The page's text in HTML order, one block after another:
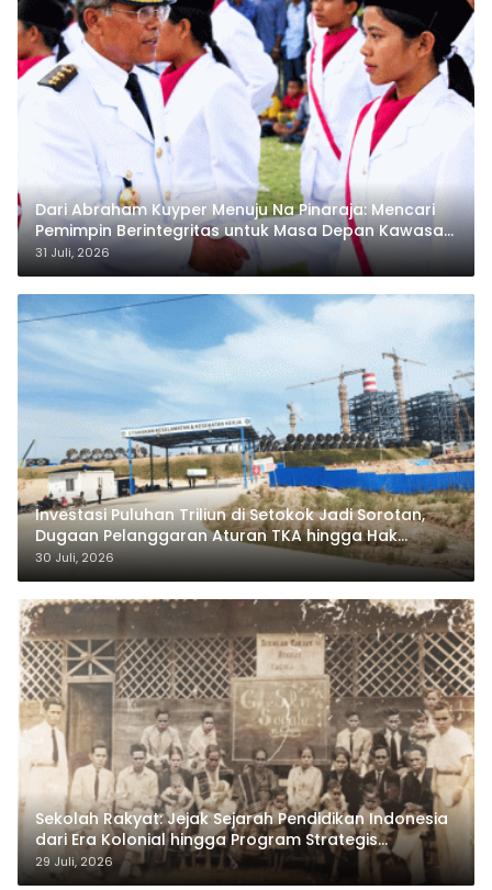
Dari Abraham Kuyper Menuju Na Pinaraja: Mencari
Pemimpin Berintegritas untuk Masa Depan Kawasan
Danau Toba
31 Juli, 2026
Investasi Puluhan Triliun di Setokok Jadi Sorotan,
Dugaan Pelanggaran Aturan TKA hingga Hak
Pekerja Mencuat
30 Juli, 2026
Sekolah Rakyat: Jejak Sejarah Pendidikan Indonesia
dari Era Kolonial hingga Program Strategis
Pemerintahan Prabowo
29 Juli, 2026